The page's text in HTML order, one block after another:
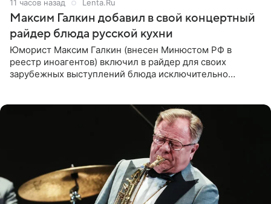
11 часов назад Lenta.Ru
Максим Галкин добавил в свой концертный
райдер блюда русской кухни
Юморист Максим Галкин (внесен Минюстом РФ в
реестр иноагентов) включил в райдер для своих
зарубежных выступлений блюда исключительно